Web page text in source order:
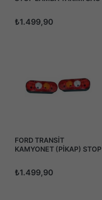
₺1.499,90
FORD TRANSİT
KAMYONET (PİKAP) STOP
₺1.499,90